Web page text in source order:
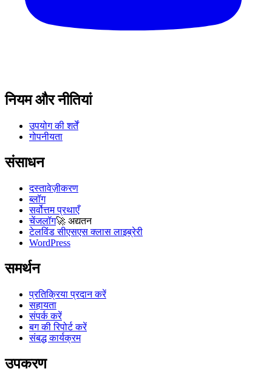
नियम और नीतियां
उपयोग की शर्तें
गोपनीयता
संसाधन
दस्तावेज़ीकरण
ब्लॉग
सर्वोत्तम प्रथाएँ
चेंजलॉग🚀 अद्यतन
टेलविंड सीएसएस क्लास लाइब्रेरी
WordPress
समर्थन
प्रतिक्रिया प्रदान करें
सहायता
संपर्क करें
बग की रिपोर्ट करें
संबद्ध कार्यक्रम
उपकरण